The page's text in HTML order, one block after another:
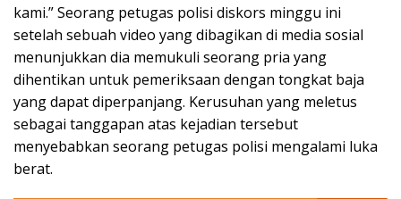
kami.” Seorang petugas polisi diskors minggu ini
setelah sebuah video yang dibagikan di media sosial
menunjukkan dia memukuli seorang pria yang
dihentikan untuk pemeriksaan dengan tongkat baja
yang dapat diperpanjang. Kerusuhan yang meletus
sebagai tanggapan atas kejadian tersebut
menyebabkan seorang petugas polisi mengalami luka
berat.